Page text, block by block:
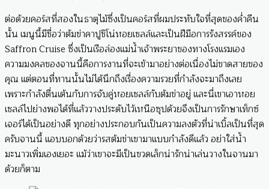
ต่อด้วยคอร์สที่สองในธาตุไม้ซึ่งเป็นคอร์สที่ผมประทับใจที่สุดของค่ำคืน
นั้น เมนูนี้มีชื่อว่าต้มข่าคาปูชิโน่หอยเชลล์และเป็นฝีมือการรังสรรค์ของ
Saffron Cruise ซึ่งเป็นเรือล่องแม่น้ำเจ้าพระยาของทางโรงแรมเอง
ความมงคลของจานนี้คือการงานที่จะเข้ามาอย่างต่อเนื่องไม่ขาดสายของ
คุณ แต่ตอนที่ทานนั้นไม่ได้นึกถึงเรื่องความรวยที่กำลังจะมาถึงเลย
เพราะกำลังตื่นเต้นกับการจับคู่หอยเชลล์กับต้มข่าอยู่ และนี่เขาเอาหอย
เชลล์ไปย่างพอได้ที่แล้ววางประดับไว้เหนือซุปด้วยจึงเป็นการรักษาเท็กซ์
เจอร์ได้เป็นอย่างดี ทุกอย่างประกอบกันเป็นความลงตัวที่น่าเบิ้ลเป็นที่สุด
ครับจานนี้ แอบบอกด้วยว่ารสต้มข่าเขามาแบบกำลังดีแล้ว อย่าใส่น้ำ
มะนาวเพิ่มเองเยอะ แม้ว่าเขาจะมีเป็นขวดเล็กน่ารักน่าเล่นวางในจานมา
ด้วยก็ตาม